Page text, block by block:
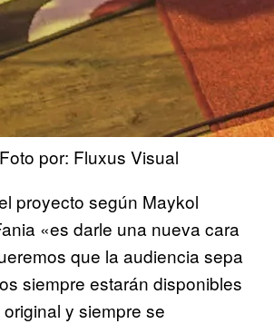
por: Fluxus Visual
proyecto según Maykol
«es darle una nueva cara
que la audiencia sepa
siempre estarán disponibles
y siempre se